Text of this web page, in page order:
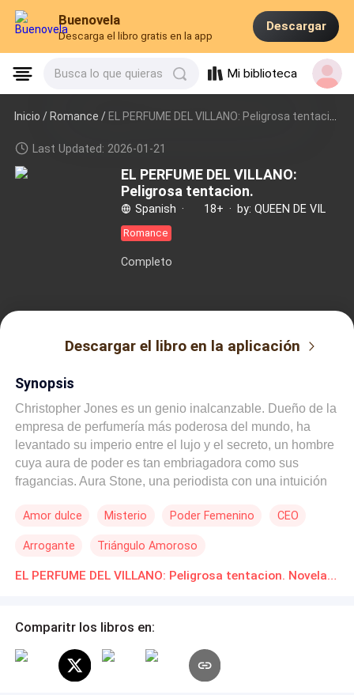
Buenovela
Descarga el libro gratis en la app
Descargar
Busca lo que quieras Mi biblioteca
Inicio /Romance / EL PERFUME DEL VILLANO: Peligrosa tentacion.
Last Updated: 2026-01-21
EL PERFUME DEL VILLANO:
Peligrosa tentacion.
Spanish · 18+ · by: QUEEN DE VIL
Romance
Completo
Descargar el libro en la aplicación
Synopsis
Christopher Jones es un genio inalcanzable. Dueño de la
empresa de perfumería más poderosa del mundo, ha
levantado su imperio entre el lujo y el secreto, un hombre
cuya aura de poder es tan embriagadora como sus
fragancias. Aura Stone, una periodista con una intuición
entrevista exclusiva con el esquivo Jones. Su misión es
embargo, desde el primer encuentro, la lógica de ambos
mundos explota. A pesar de la relación que Aura ya
pasión prohibida que surge entre ellos es tan poderosa
que seducen; él mismo es un aroma embriagador de
carisma y peligro latente. Aura debe decidir si el "perfume
Amor dulce Misterio Poder Femenino CEO
Arrogante Triángulo Amoroso
EL PERFUME DEL VILLANO: Peligrosa tentacion. Novelas Online Descarga gratuita de PDF
Comparitr los libros en: